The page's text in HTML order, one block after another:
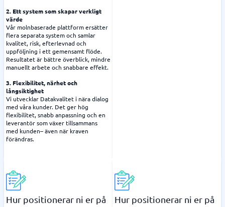
2. Ett system som skapar verkligt
värde
Vår molnbaserade plattform ersätter
flera separata system och samlar
kvalitet, risk, efterlevnad och
uppföljning i ett gemensamt flöde.
Resultatet är bättre överblick, mindre
manuellt arbete och snabbare effekt.
3. Flexibilitet, närhet och
långsiktighet
Vi utvecklar Datakvalitet i nära dialog
med våra kunder. Det ger hög
flexibilitet, snabb anpassning och en
leverantör som växer tillsammans
med kunden– även när kraven
förändras.
Hur positionerar ni er på
Hur positionerar ni er på